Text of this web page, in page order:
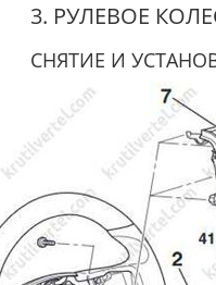
3. РУЛЕВОЕ
СНЯТИЕ И